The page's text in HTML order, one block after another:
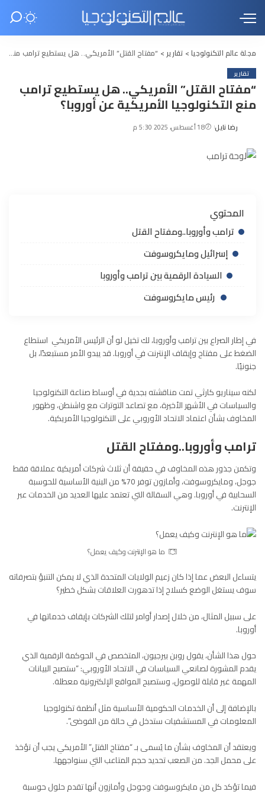
مجلة عالم التكنولوجيا> تقارير > “مفتاح القتل” الأمريكي.. هل يستطيع ترامب منع التكنولوجيا الأمريكية عن أوروبا؟
تقارير
“مفتاح القتل” الأمريكي.. هل يستطيع ترامب
منع التكنولوجيا الأمريكية عن أوروبا؟
Posted
رضا نايل 18 أغسطس، 2025 5:30 م
المحتوي
ترامب وأوروبا..ومفتاح القتل
إسرائيل ومايكروسوفت
السيادة الرقمية بين ترامب وأوروبا
رئيس مايكروسوفت
في إطار الصراع بين ترامب وأوروبا، لك تخيل لو أن الرئيس الأمريكي استطاع
الضغط على مفتاح وإيقاف الإنترنت في أوروبا. قد يبدو الأمر مستبعدًا، بل
جنونيًا.
لكنه سيناريو كارثي تمت مناقشته بجدية في أوساط صناعة التكنولوجيا
والسياسات في الأشهر الأخيرة، مع تصاعد التوترات مع واشنطن، وظهور
المخاوف بشأن اعتماد الاتحاد الأوروبي على التكنولوجيا الأمريكية.
ترامب وأوروبا..ومفتاح القتل
وتكمن جذور هذه المخاوف في حقيقة أن ثلاث شركات أمريكية عملاقة فقط
جوجل، ومايكروسوفت، وأمازون
توفر 70% من البنية الأساسية للحوسبة
السحابية في أوروبا. وهي السقالة التي تعتمد عليها العديد من الخدمات عبر
الإنترنت.
ما هو الإنترنت وكيف يعمل؟
يتساءل البعض عما إذا كان زعيم الولايات المتحدة الذي لا يمكن التنبؤ بتصرفاته
سوف يستغل الوضع كسلاح إذا تدهورت العلاقات بشكل خطير؟
على سبيل المثال، من خلال إصدار أوامر لتلك الشركات بإيقاف خدماتها في
أوروبا.
حول هذا الشأن، يقول روبن بيرجيون، المتخصص في الحوكمة الرقمية الذي
يقدم المشورة لصانعي السياسات في الاتحاد الأوروبي: “ستصبح البيانات
المهمة غير قابلة للوصول، وستصبح المواقع الإلكترونية معطلة.
بالإضافة إلى أن الخدمات الحكومية الأساسية مثل أنظمة تكنولوجيا
المعلومات في المستشفيات ستدخل في حالة من الفوضى”.
ويعتقد أن المخاوف بشأن ما يُسمى بـ “مفتاح القتل” الأمريكي يجب أن تؤخذ
على محمل الجد. من الصعب تحديد حجم المتاعب التي سنواجهها.
فيما تؤكد كل من مايكروسوفت وجوجل وأمازون أنها تقدم حلول حوسبة